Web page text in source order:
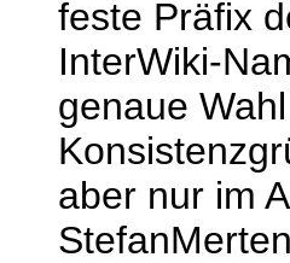
feste Präfix
InterWiki-
genaue
aber nur im